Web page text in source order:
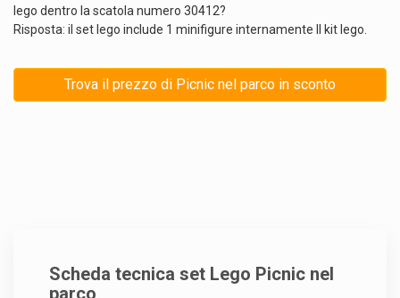
lego dentro la scatola numero 30412?
Risposta: il set lego include 1 minifigure internamente Il kit lego.
Trova il prezzo di Picnic nel parco in sconto
Scheda tecnica set Lego Picnic nel
parco